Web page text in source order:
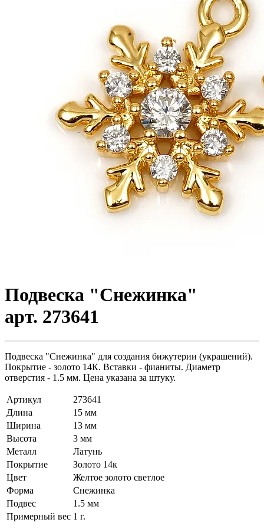
Подвеска "Снежинка"
арт. 273641
Подвеска "Снежинка" для создания бижутерии (украшений).
Покрытие - золото 14К. Вставки - фианиты. Диаметр
отверстия - 1.5 мм. Цена указана за штуку.
Артикул
273641
Длина
15 мм
Ширина
13 мм
Высота
3 мм
Металл
Латунь
Покрытие
Золото 14к
Цвет
Желтое золото светлое
Форма
Снежинка
Подвес
1.5 мм
Примерный вес 1 г.